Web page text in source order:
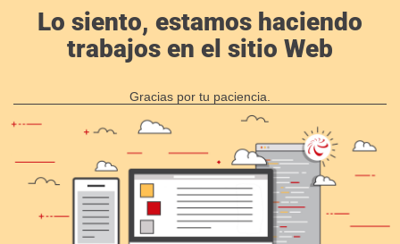
Lo siento, estamos haciendo
trabajos en el sitio Web
Gracias por tu paciencia.